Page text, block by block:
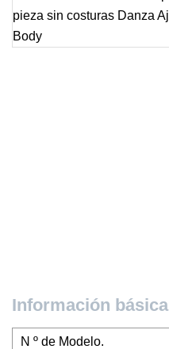
Información básica
N º de Modelo.